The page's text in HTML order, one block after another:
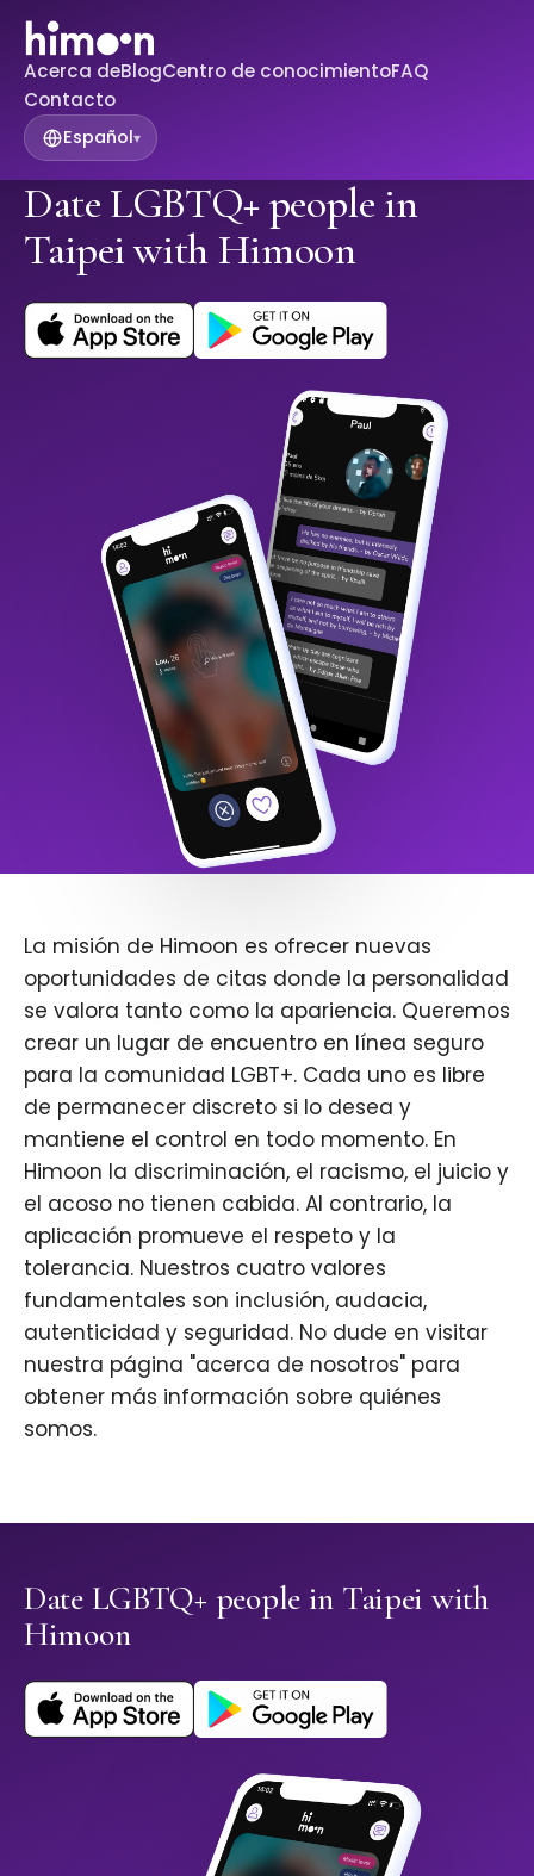
Acerca deBlogCentro de conocimientoFAQ
Contacto
Español▾
Date LGBTQ+ people in
Taipei with Himoon
La misión de Himoon es ofrecer nuevas
oportunidades de citas donde la personalidad
se valora tanto como la apariencia. Queremos
crear un lugar de encuentro en línea seguro
para la comunidad LGBT+. Cada uno es libre
de permanecer discreto si lo desea y
mantiene el control en todo momento. En
Himoon la discriminación, el racismo, el juicio y
el acoso no tienen cabida. Al contrario, la
aplicación promueve el respeto y la
tolerancia. Nuestros cuatro valores
fundamentales son inclusión, audacia,
autenticidad y seguridad. No dude en visitar
nuestra página "acerca de nosotros" para
obtener más información sobre quiénes
somos.
Date LGBTQ+ people in Taipei with
Himoon